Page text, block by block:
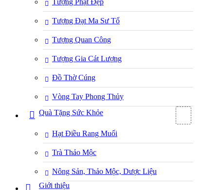
Tượng Phật Đẹp
Tượng Đạt Ma Sư Tổ
Tượng Quan Công
Tượng Gia Cát Lượng
Đồ Thờ Cúng
Vòng Tay Phong Thủy
Quà Tặng Sức Khỏe
Hạt Điều Rang Muối
Trà Thảo Mộc
Nông Sản, Thảo Mộc, Dược Liệu
Giới thiệu